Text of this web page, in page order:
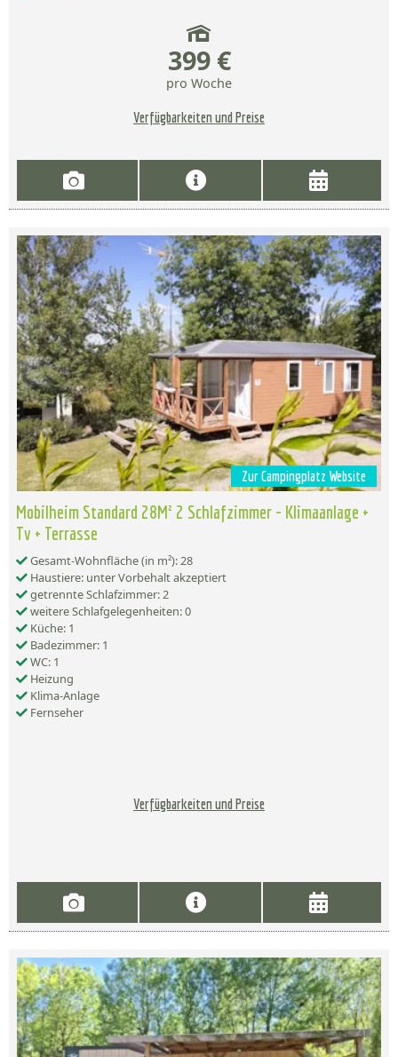
399 €
pro Woche
Verfügbarkeiten und Preise
Zur Campingplatz Website
Mobilheim Standard 28M² 2 Schlafzimmer - Klimaanlage +
Tv + Terrasse
Gesamt-Wohnfläche (in m²): 28
Haustiere: unter Vorbehalt akzeptiert
getrennte Schlafzimmer: 2
weitere Schlafgelegenheiten: 0
Küche: 1
Badezimmer: 1
WC: 1
Heizung
Klima-Anlage
Fernseher
Verfügbarkeiten und Preise